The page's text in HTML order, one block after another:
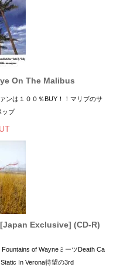
On The Malibus
ンは１００％BUY！！マリブのサ
ップ
Exclusive] (CD-R)
of WayneミーツDeath Ca
In Verona待望の3rd